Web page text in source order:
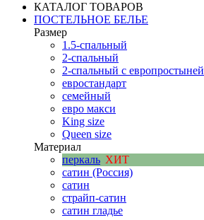
КАТАЛОГ ТОВАРОВ
ПОСТЕЛЬНОЕ БЕЛЬЕ
Размер
1.5-спальный
2-спальный
2-спальный с европростыней
евростандарт
семейный
евро макси
King size
Queen size
Материал
перкаль ХИТ
сатин (Россия)
сатин
страйп-сатин
сатин гладье